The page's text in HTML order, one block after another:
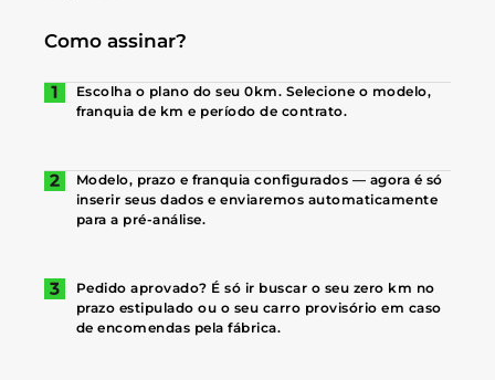
Como assinar?
Escolha o plano do seu 0km. Selecione o modelo,
franquia de km e período de contrato.
Modelo, prazo e franquia configurados — agora é só
inserir seus dados e enviaremos automaticamente
para a pré-análise.
Pedido aprovado? É só ir buscar o seu zero km no
prazo estipulado ou o seu carro provisório em caso
de encomendas pela fábrica.